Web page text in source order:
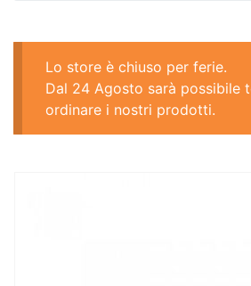
Lo store è chiuso per ferie.
Dal 24 Agosto sarà possibile
ordinare i nostri prodotti.